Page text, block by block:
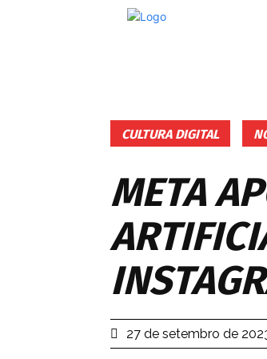
CULTURA DIGITAL
META
27 de setembro de